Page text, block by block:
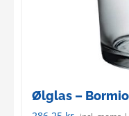
Ølglas –